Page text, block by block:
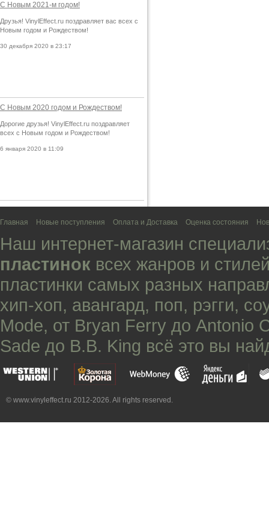
С Новым 2021-м годом!
Друзья! VinylEffect.ru поздравляет вас всех с
Новым годом и Рождеством!
30 декабря 2020 в 23:17
С Новым 2020 годом и Рождеством!
Дорогие друзья! VinylEffect.ru поздравляет
всех с Новым годом и Рождеством!
6 января 2020 в 11:09
Главная Новые поступления Оплата и Доставка Оценка состояния
Наш интернет-магазин
пластинок всех жанров и
пластинки самых разных
хип-хоп, авангард, поп, рэгги,
Mode, от Bryan Ferry до Antonio
Sade до B.B. King всё это вы
© www.vinyleffect.ru 2012-2026. All rights reserved.